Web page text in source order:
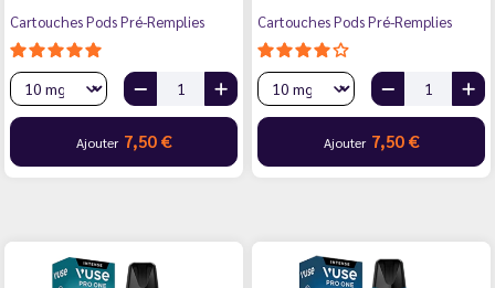
Cartouches Pods Pré-Remplies
Ajouter 7,50 €
Cartouches Pods Pré-Remplies
Ajouter 7,50 €